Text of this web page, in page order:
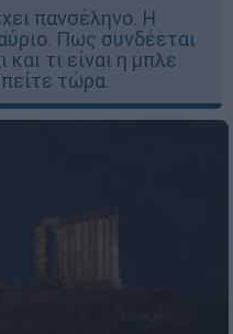
πανσέληνο. Η
Πως συνδέεται
τι είναι η μπλε
τώρα.